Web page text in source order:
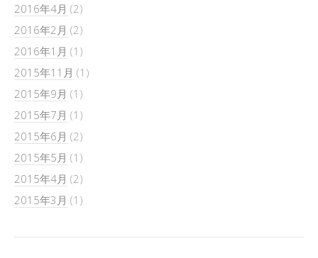
2016年4月 (2)
2016年2月 (2)
2016年1月 (1)
2015年11月 (1)
2015年9月 (1)
2015年7月 (1)
2015年6月 (2)
2015年5月 (1)
2015年4月 (2)
2015年3月 (1)